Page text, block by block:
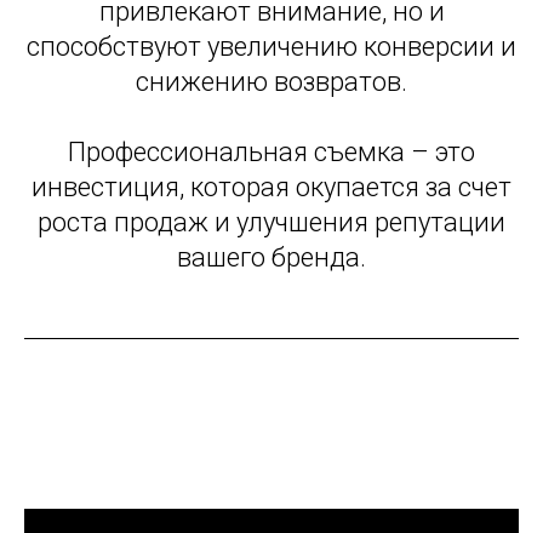
привлекают внимание, но и
способствуют увеличению конверсии и
снижению возвратов.
Профессиональная съемка – это
инвестиция, которая окупается за счет
роста продаж и улучшения репутации
вашего бренда.